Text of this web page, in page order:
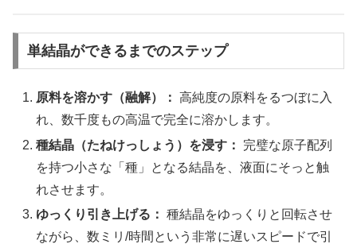
単結晶ができるまでのステップ
原料を溶かす（融解）： 高純度の原料をるつぼに入
れ、数千度もの高温で完全に溶かします。
種結晶（たねけっしょう）を浸す：
完璧な原子配列
を持つ小さな「種」となる結晶を、液面にそっと触
れさせます。
ゆっくり引き上げる： 種結晶をゆっくりと回転させ
ながら、数ミリ/時間という非常に遅いスピードで引